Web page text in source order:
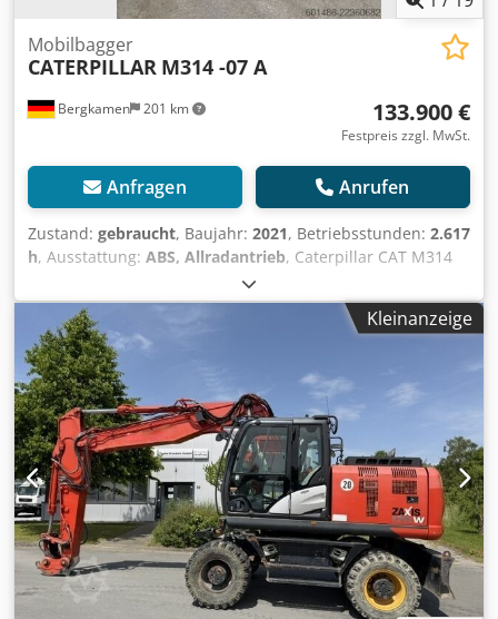
Bergkamen 201 km
Mobilbagger
CATERPILLAR M314 -07 A
133.900 €
Festpreis zzgl. MwSt.
Anfragen Anrufen
Zustand: gebraucht, Baujahr: 2021, Betriebsstunden: 2.617
h, Ausstattung: ABS, Allradantrieb, Caterpillar CAT M314
Mobilbagger ? Baujahr 2021 ? Nur 2.617 Betriebsstunden
Zum Verkauf steht ein Caterpillar M314 Mobilbagger in
einem sehr gepflegten und sofort einsatzbereiten Zustand.
Ausstattung:* Baujahr: 2021 * Betriebsstunden: 2.617 *
Klimaanlage * Hydraulischer Schnellwechsler *
Zentralschmieranlage * Bereifung in gutem Zustand *
Leistungsstarker und sparsamer CAT-Dieselmotor
Crjdpfxjzmpxmj Acmef Die Maschine wurde regelmäßig
gewartet und befindet sich sowohl technisch als auch
optisch in einem sehr guten Zustand. Sie ist sofort
einsatzbereit und eignet sich ideal für den Tief-, Straßen-
und Kanalbau sowie den allgemeinen Erdbau.
Besichtigung und Probelauf sind jederzeit nach
Terminvereinbarung möglich. Transport kann auf Wunsch
organisiert werden.
Kleinanzeige